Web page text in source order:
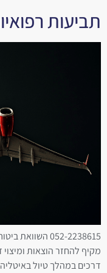
תביעות
052-2238615
מקיף להחזר הוצאות
דרכים במהלך טיול